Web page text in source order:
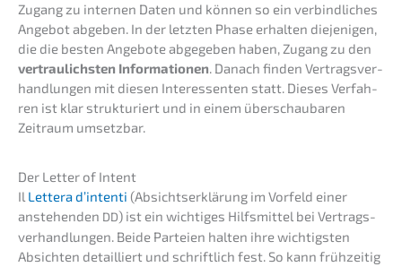
Zugang zu inter­nen Daten und können so ein verbind­li­ches
Angebot abgeben. In der letzten Phase erhal­ten dieje­ni­gen,
die die besten Angebo­te abgege­ben haben, Zugang zu den
vertrau­lichs­ten Infor­ma­tio­nen. Danach finden Vertrags­ver­
hand­lun­gen mit diesen Inter­es­sen­ten statt. Dieses Verfah­
ren ist klar struk­tu­riert und in einem überschau­ba­ren
Zeitraum umsetzbar.
Der Letter of Intent
Il Lette­ra d’inten­ti (Absichts­er­klä­rung im Vorfeld einer
anste­hen­den DD) ist ein wichti­ges Hilfs­mit­tel bei Vertrags­
ver­hand­lun­gen. Beide Partei­en halten ihre wichtigs­ten
Absich­ten detail­liert und schrift­lich fest. So kann frühzei­tig